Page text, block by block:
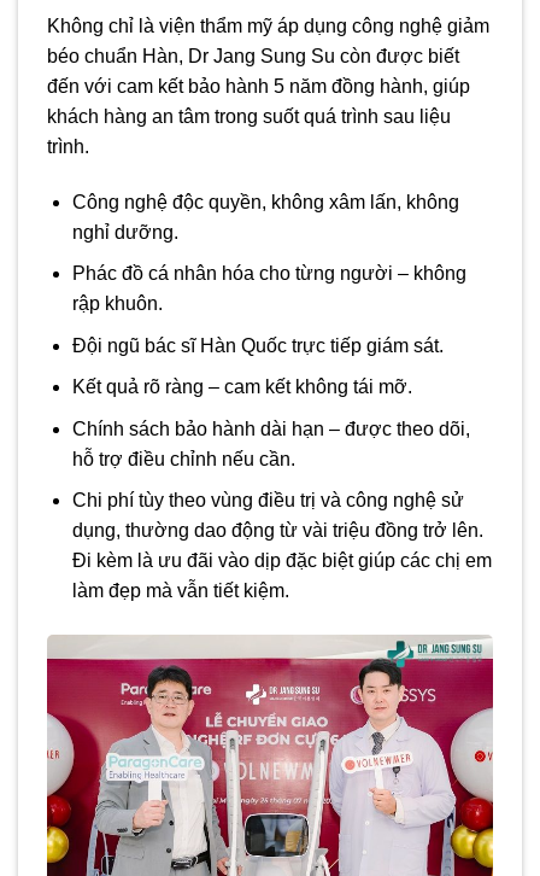
Không chỉ là viện thẩm mỹ áp dụng công nghệ giảm
béo chuẩn Hàn, Dr Jang Sung Su còn được biết
đến với cam kết bảo hành 5 năm đồng hành, giúp
khách hàng an tâm trong suốt quá trình sau liệu
trình.
Công nghệ độc quyền, không xâm lấn, không
nghỉ dưỡng.
Phác đồ cá nhân hóa cho từng người – không
rập khuôn.
Đội ngũ bác sĩ Hàn Quốc trực tiếp giám sát.
Kết quả rõ ràng – cam kết không tái mỡ.
Chính sách bảo hành dài hạn – được theo dõi,
hỗ trợ điều chỉnh nếu cần.
Chi phí tùy theo vùng điều trị và công nghệ sử
dụng, thường dao động từ vài triệu đồng trở lên.
Đi kèm là ưu đãi vào dịp đặc biệt giúp các chị em
làm đẹp mà vẫn tiết kiệm.